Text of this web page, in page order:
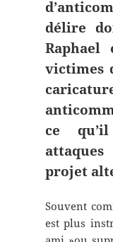
délire
Raphael
victimes
ce
projet
Souvent
est plus